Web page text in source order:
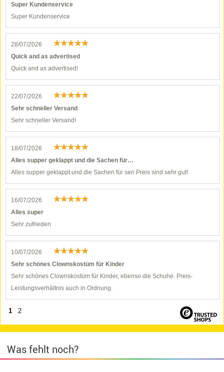
Super Kundenservice
Super Kundenservice
28/07/2026
Quick and as advertised
Quick and as advertised!
22/07/2026
Sehr schneller Versand
Sehr schneller Versand!
18/07/2026
Alles supper geklappt und die Sachen für…
Alles supper geklappt und die Sachen für sen Preis sind sehr gut!
16/07/2026
Alles super
Sehr zufrieden
10/07/2026
Sehr schönes Clownskostüm für Kinder
Sehr schönes Clownskostüm für Kinder, ebenso die Schuhe. Preis-
Leistungsverhältnis auch in Ordnung.
1 2
Was fehlt noch?